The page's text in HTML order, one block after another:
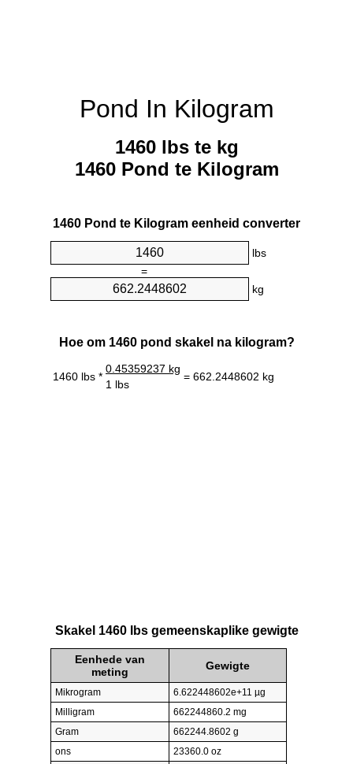
Pond In Kilogram
1460 lbs te kg
1460 Pond te Kilogram
1460 Pond te Kilogram eenheid converter
lbs
=
kg
Hoe om 1460 pond skakel na kilogram?
1460 lbs *
0.45359237 kg
= 662.2448602 kg
1 lbs
Skakel 1460 lbs gemeenskaplike gewigte
Eenhede van
meting
Gewigte
Mikrogram
6.622448602e+11 µg
Milligram
662244860.2 mg
Gram
662244.8602 g
ons
23360.0 oz